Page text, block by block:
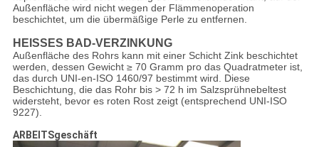
Außenfläche wird nicht wegen der Flämmenoperation
beschichtet, um die übermäßige Perle zu entfernen.
HEISSES BAD-VERZINKUNG
Außenfläche des Rohrs kann mit einer Schicht Zink beschichtet
werden, dessen Gewicht ≥ 70 Gramm pro das Quadratmeter ist,
das durch UNI-en-ISO 1460/97 bestimmt wird. Diese
Beschichtung, die das Rohr bis > 72 h im Salzsprühnebeltest
widersteht, bevor es roten Rost zeigt (entsprechend UNI-ISO
9227).
ARBEITSgeschäft